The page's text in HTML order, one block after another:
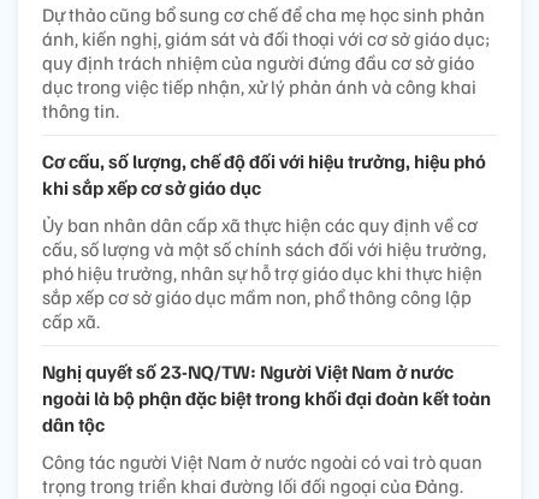
Dự thảo cũng bổ sung cơ chế để cha mẹ học sinh phản
ánh, kiến nghị, giám sát và đối thoại với cơ sở giáo dục;
quy định trách nhiệm của người đứng đầu cơ sở giáo
dục trong việc tiếp nhận, xử lý phản ánh và công khai
thông tin.
Cơ cấu, số lượng, chế độ đối với hiệu trưởng, hiệu phó
khi sắp xếp cơ sở giáo dục
Ủy ban nhân dân cấp xã thực hiện các quy định về cơ
cấu, số lượng và một số chính sách đối với hiệu trưởng,
phó hiệu trưởng, nhân sự hỗ trợ giáo dục khi thực hiện
sắp xếp cơ sở giáo dục mầm non, phổ thông công lập
cấp xã.
Nghị quyết số 23-NQ/TW: Người Việt Nam ở nước
ngoài là bộ phận đặc biệt trong khối đại đoàn kết toàn
dân tộc
Công tác người Việt Nam ở nước ngoài có vai trò quan
trọng trong triển khai đường lối đối ngoại của Đảng.